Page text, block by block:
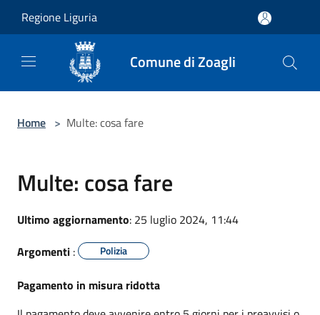
Regione Liguria
Comune di Zoagli
Home > Multe: cosa fare
Multe: cosa fare
Ultimo aggiornamento: 25 luglio 2024, 11:44
Argomenti : Polizia
Pagamento in misura ridotta